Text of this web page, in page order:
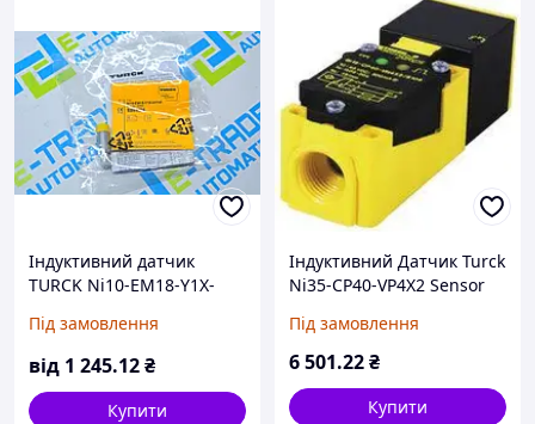
Індуктивний датчик
TURCK Ni10-EM18-Y1X-
Під замовлення
від 1 245.12₴
Купити
Індуктивний Датчик Turck
Ni35-CP40-VP4X2 Sensor
Під замовлення
6 501.22₴
Купити